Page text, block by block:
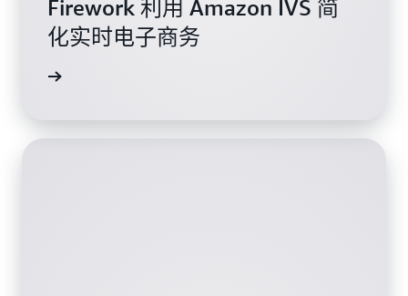
Firework 利用 Amazon IVS 简
化实时电子商务